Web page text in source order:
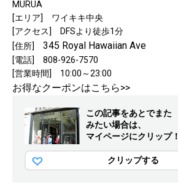
MURUA
[エリア] ワイキキ中央
[アクセス] DFSより徒歩1分
[住所] 345 Royal Hawaiian Ave
[電話] 808-926-7570
[営業時間] 10:00～23:00
お得なクーポンはこちら>>
この記事をあとでまた
みたい場合は、
マイページにクリップ！
クリップする